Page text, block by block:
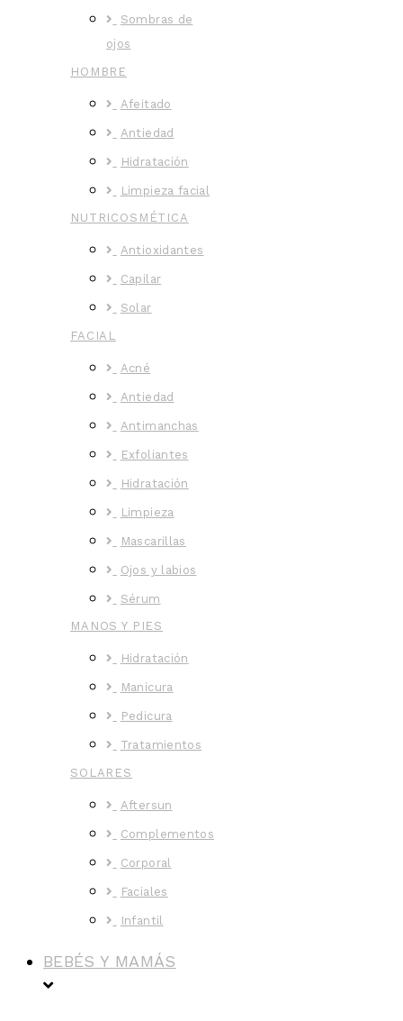
Sombras de
ojos
HOMBRE
Afeitado
Antiedad
Hidratación
Limpieza facial
NUTRICOSMÉTICA
Antioxidantes
Capilar
Solar
FACIAL
Acné
Antiedad
Antimanchas
Exfoliantes
Hidratación
Limpieza
Mascarillas
Ojos y labios
Sérum
MANOS Y PIES
Hidratación
Manicura
Pedicura
Tratamientos
SOLARES
Aftersun
Complementos
Corporal
Faciales
Infantil
BEBÉS Y MAMÁS